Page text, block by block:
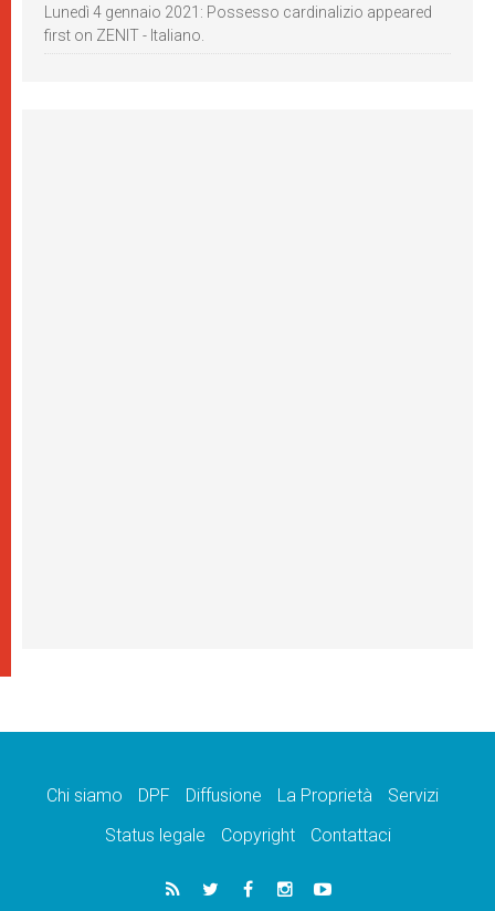
Lunedì 4 gennaio 2021: Possesso cardinalizio appeared
first on ZENIT - Italiano.
Chi siamo DPF Diffusione La Proprietà
Servizi
Status legale
Copyright Contattaci